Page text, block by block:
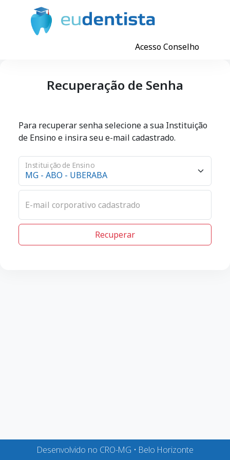
Acesso Conselho
Recuperação de Senha
Para recuperar senha selecione a sua Instituição
de Ensino e insira seu e-mail cadastrado.
Instituição de Ensino
E-mail corporativo cadastrado
Recuperar
Desenvolvido no CRO-MG • Belo Horizonte